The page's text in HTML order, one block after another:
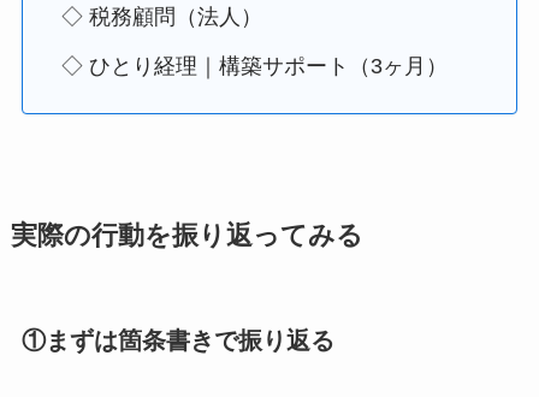
◇ 税務顧問（法人）
◇ ひとり経理｜構築サポート（3ヶ月）
実際の行動を振り返ってみる
①まずは箇条書きで振り返る